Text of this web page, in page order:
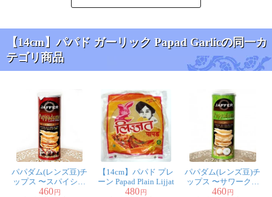
には食べにくかったです。
そんな中、ガーリックが一番食べやすかった。
ガーリックの匂いもキツくなく、塩加減も丁度いい。
ました。
一緒に頼んだマサラは大丈夫だっただけに残念でし
た。。
2人 の人が参考になったと言っています
★ ★ ★★★長谷 美直子様
【14cm】パパド ガーリック Papad Garlicの同一カ
テゴリ商品
パパダム(レンズ豆)チ
ップス 〜スパイシー
＆スモーキーBBQ〜
460円
【14cm】パパド プレ
ーン Papad Plain Lijjat
480円
パパダム(レンズ豆)チ
ップス 〜サワークリ
ーム＆オニオン〜
460円